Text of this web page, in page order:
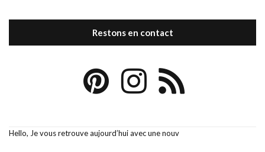
Restons en contact
Hello, Je vous retrouve aujourd’hui avec une nouv